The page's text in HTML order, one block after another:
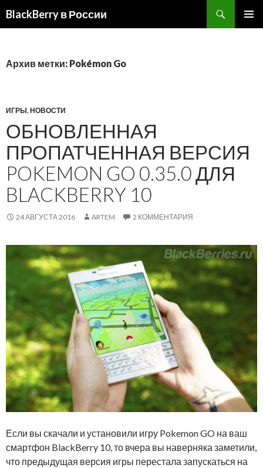
BlackBerry в России
Архив метки: Pokémon Go
ИГРЫ, НОВОСТИ
ОБНОВЛЕННАЯ
ПРОПАТЧЕННАЯ ВЕРСИЯ
POKEMON GO 0.35.0 ДЛЯ
BLACKBERRY 10
24 АВГУСТА 2016 ARTEM 2 КОММЕНТАРИЯ
Если вы скачали и установили игру Pokemon GO на ваш
смартфон BlackBerry 10, то вчера вы наверняка заметили,
что предыдущая версия игры перестала запускаться на